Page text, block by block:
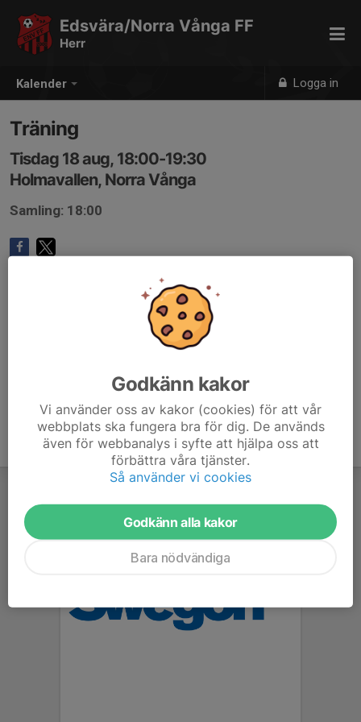
Kalender Logga in
Edsvära/Norra Vånga FF
Herr
Träning
Tisdag 18 aug, 18:00-19:30
Holmavallen, Norra Vånga
Samling: 18:00
Anmälan är öppen för lagets medlemmar.
Godkänn kakor
Vi använder oss av kakor (cookies) för att vår
webbplats ska fungera bra för dig. De används
även för webbanalys i syfte att hjälpa oss att
förbättra våra tjänster.
Så använder vi cookies
Godkänn alla kakor
Bara nödvändiga